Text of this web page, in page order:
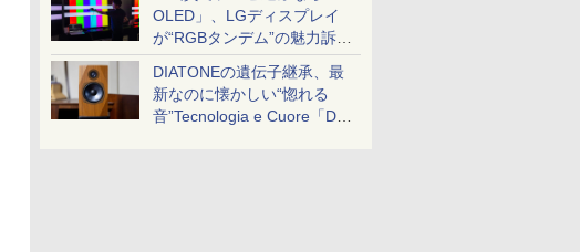
OLED」、LGディスプレイ
が“RGBタンデム”の魅力訴
求。液晶とのガチ比較も
DIATONEの遺伝子継承、最
新なのに懐かしい“惚れる
音”Tecnologia e Cuore「DS-